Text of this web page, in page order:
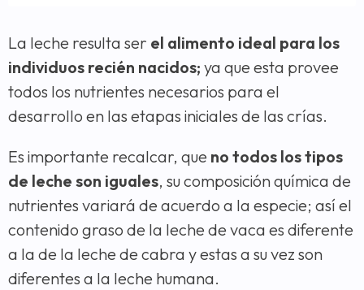
La leche resulta ser el alimento ideal para los
individuos recién nacidos; ya que esta provee
todos los nutrientes necesarios para el
desarrollo en las etapas iniciales de las crías.
Es importante recalcar, que no todos los tipos
de leche son iguales, su composición química de
nutrientes variará de acuerdo a la especie; así el
contenido graso de la leche de vaca es diferente
a la de la leche de cabra y estas a su vez son
diferentes a la leche humana.